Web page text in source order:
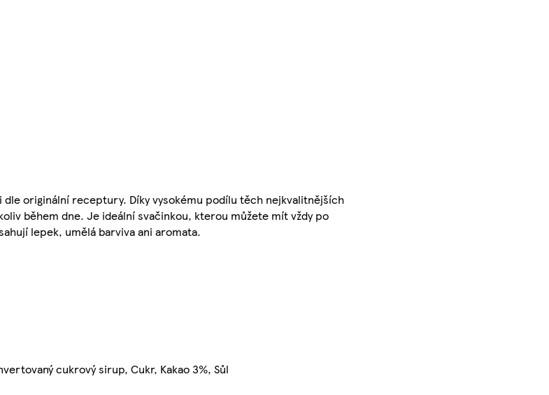
dle originální receptury. Díky vysokému podílu těch nejkvalitnějších
během dne. Je ideální svačinkou, kterou můžete mít vždy po
lepek, umělá barviva ani aromata.
cukrový sirup, Cukr, Kakao 3%, Sůl